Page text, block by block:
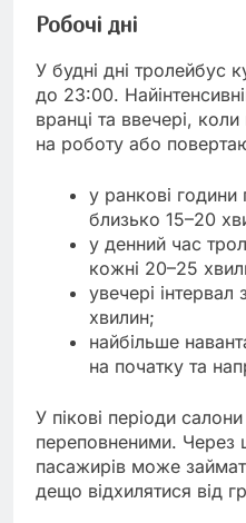
Робочі дні
У будні дні тролейбус
до 23:00.
вранці та ввечері,
на роботу або
у ранкові години
близько 15–20
у денний час
кожні 20–25
увечері
хвилин;
найбільше
на початку та
У пікові періоди
переповненими. Через
пасажирів може
дещо відхилятися від